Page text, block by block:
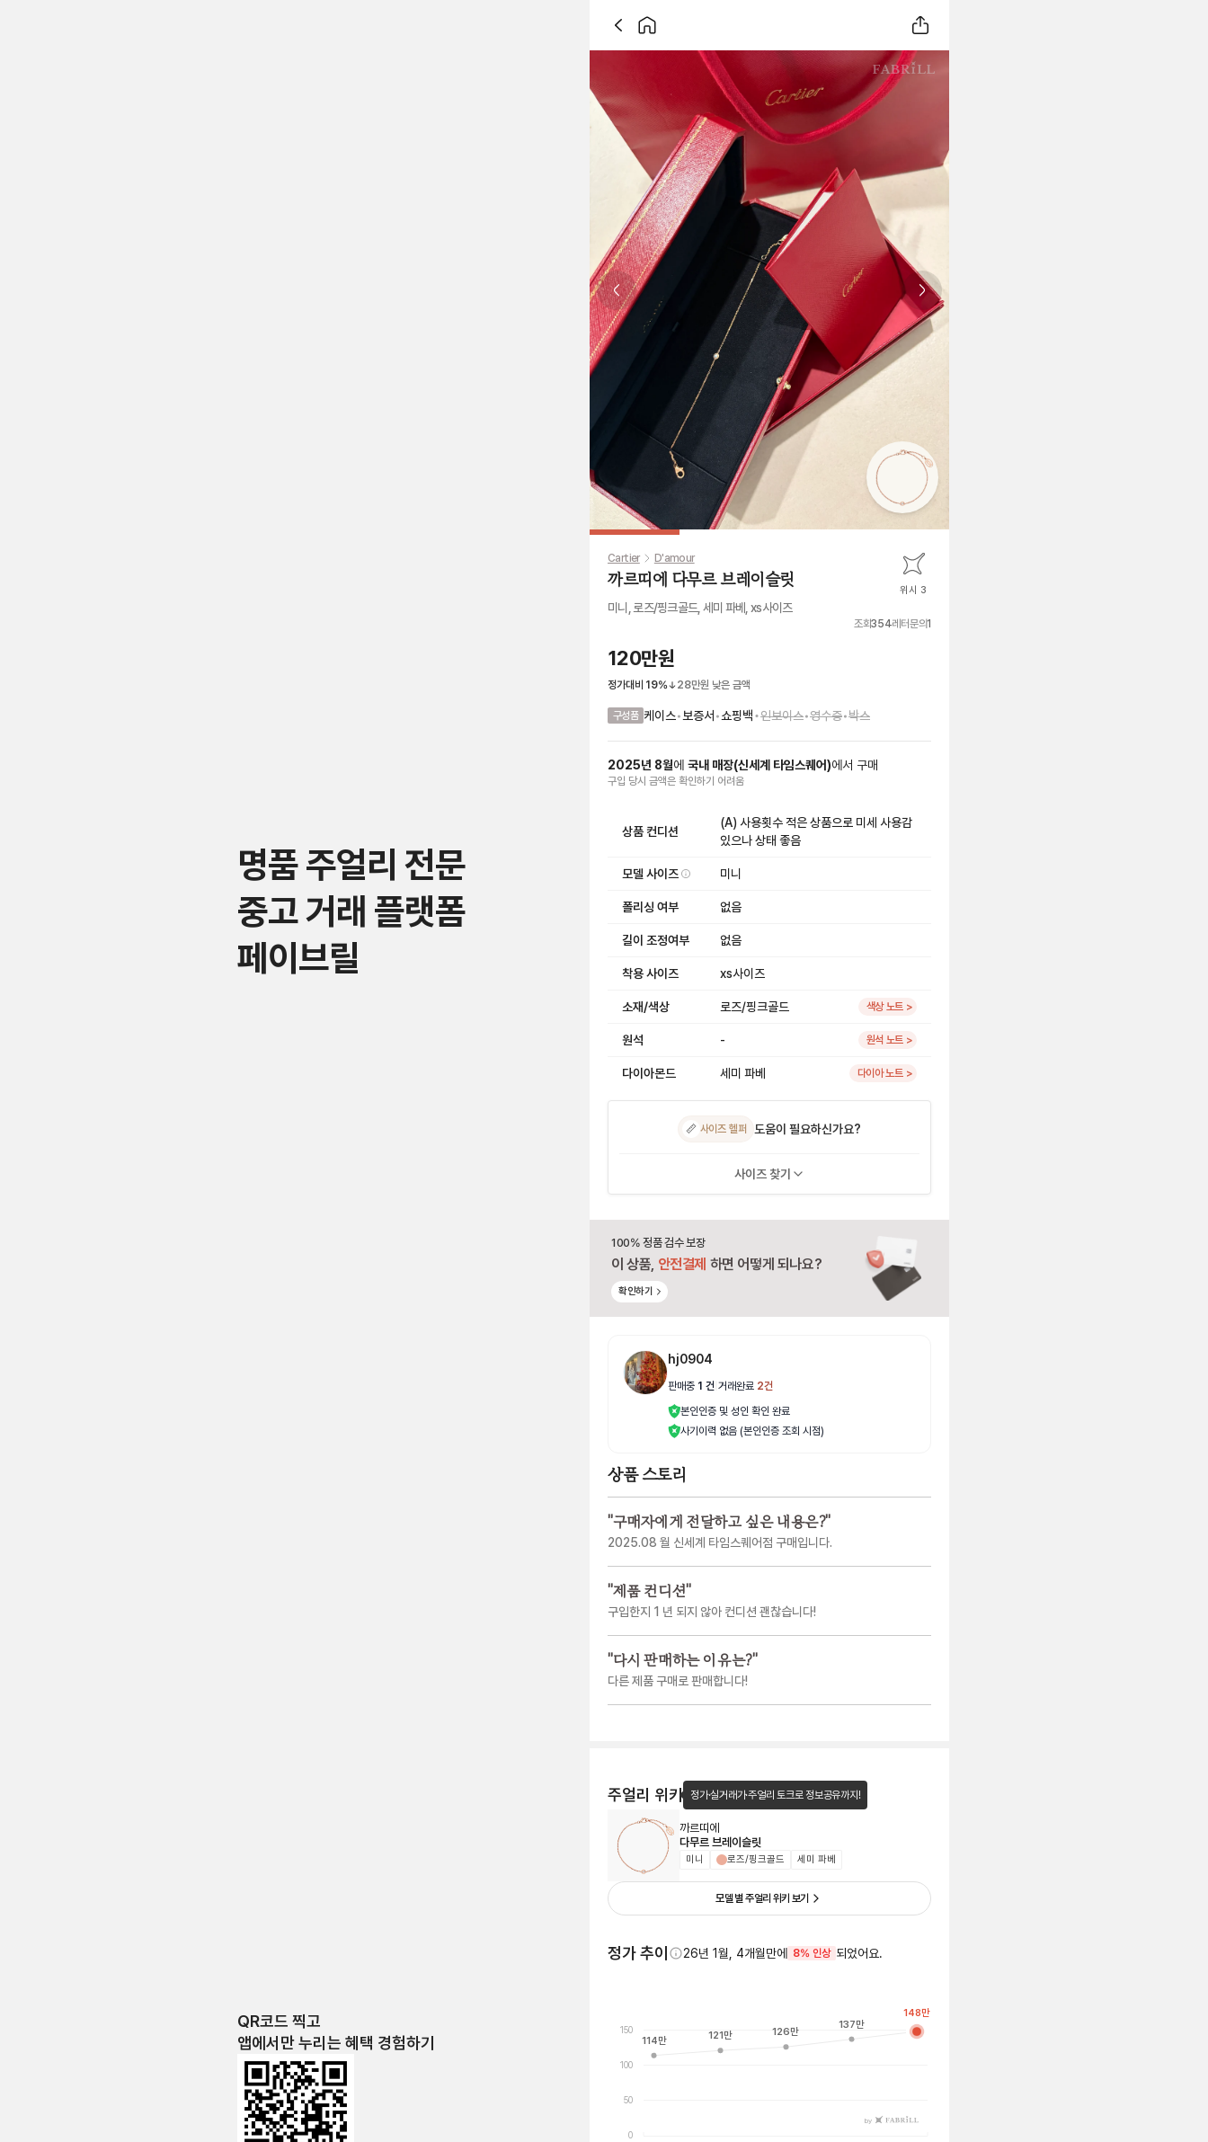
명품 주얼리 전문
중고 거래 플랫폼
페이브릴
QR코드 찍고
앱에서만 누리는 혜택 경험하기
Previous slide Next slide
Cartier D'amour
까르띠에 다무르 브레이슬릿 위시 3
미니, 로즈/핑크골드, 세미 파베, xs사이즈
조회354레터문의1
120만원
정가대비 19% 28만원 낮은 금액
구성품 케이스• 보증서 •쇼핑백•인보이스•영수증•박스
2025년 8월에 국내 매장(신세계 타임스퀘어)에서 구매
구입 당시 금액은 확인하기 어려움
상품 컨디션
(A) 사용횟수 적은 상품으로 미세 사용감
있으나 상태 좋음
모델 사이즈 미니
폴리싱 여부 없음
길이 조정여부 없음
착용 사이즈 xs사이즈
소재/색상 로즈/핑크골드 색상 노트 >
원석 - 원석 노트 >
다이아몬드 세미 파베 다이아 노트 >
📏 사이즈 헬퍼 도움이 필요하신가요?
사이즈 찾기
100% 정품 검수 보장
이 상품, 안전결제 하면 어떻게 되나요?
확인하기
hj0904
판매중 1 건 거래완료 2건
본인인증 및 성인 확인 완료
사기이력 없음 (본인인증 조회 시점)
상품 스토리
"구매자에게 전달하고 싶은 내용은?"
2025.08 월 신세계 타임스퀘어점 구매입니다.
"제품 컨디션"
구입한지 1 년 되지 않아 컨디션 괜찮습니다!
"다시 판매하는 이유는?"
다른 제품 구매로 판매합니다!
주얼리 위키 정가·실거래가·주얼리 토크로 정보공유까지!
까르띠에
다무르 브레이슬릿
미니 로즈/핑크골드 세미 파베
모델 별 주얼리 위키 보기
정가 추이 26년 1월, 4개월만에 8% 인상 되었어요.
0
50
100
150
by
114만 121만 126만
137만
148만